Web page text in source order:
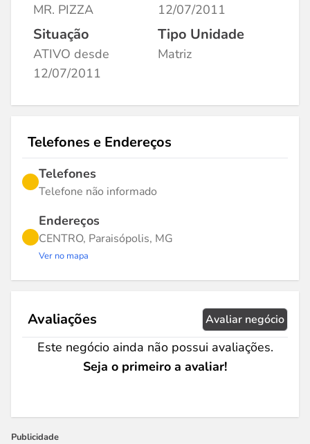
MR. PIZZA 12/07/2011
Situação
ATIVO desde
12/07/2011
Tipo Unidade
Matriz
Telefones e Endereços
Telefones
Telefone não informado
Endereços
CENTRO, Paraisópolis, MG
Ver no mapa
Avaliações Avaliar negócio
Este negócio ainda não possui avaliações.
Seja o primeiro a avaliar!
Publicidade